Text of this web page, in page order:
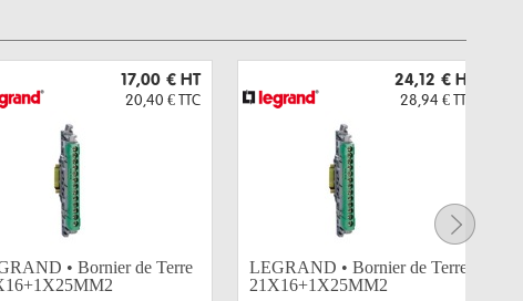
17,00 € HT
20,40 € TTC
• Bornier de Terre
24,12 € HT
28,94 € TTC
LEGRAND • Bornier de Terre
21X16+1X25MM2